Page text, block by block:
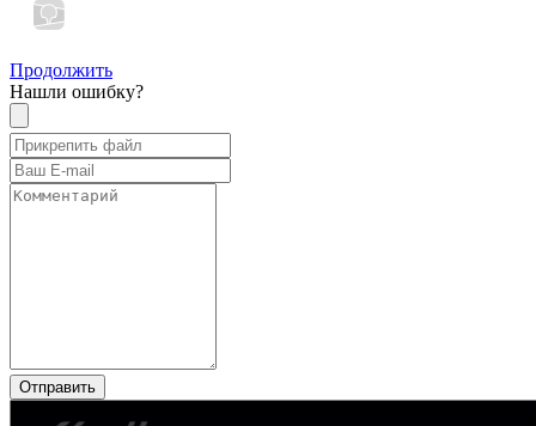
Продолжить
Нашли ошибку?